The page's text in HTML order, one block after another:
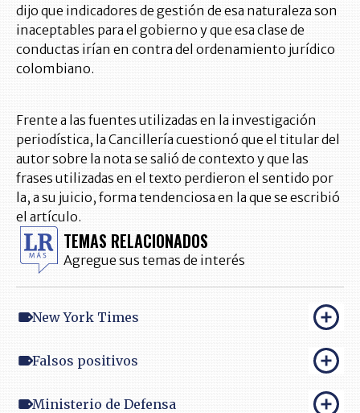
dijo que indicadores de gestión de esa naturaleza son
inaceptables para el gobierno y que esa clase de
conductas irían en contra del ordenamiento jurídico
colombiano.
Frente a las fuentes utilizadas en la investigación
periodística, la Cancillería cuestionó que el titular del
autor sobre la nota se salió de contexto y que las
frases utilizadas en el texto perdieron el sentido por
la, a su juicio, forma tendenciosa en la que se escribió
el artículo.
TEMAS RELACIONADOS
Agregue sus temas de interés
New York Times
Falsos positivos
Ministerio de Defensa